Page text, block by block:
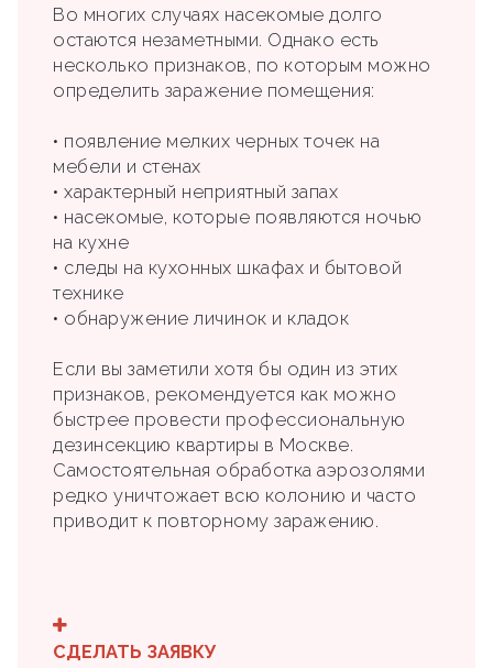
Во многих случаях насекомые долго
остаются незаметными. Однако есть
несколько признаков, по которым можно
определить заражение помещения:
• появление мелких черных точек на
мебели и стенах
• характерный неприятный запах
• насекомые, которые появляются ночью
на кухне
• следы на кухонных шкафах и бытовой
технике
• обнаружение личинок и кладок
Если вы заметили хотя бы один из этих
признаков, рекомендуется как можно
быстрее провести профессиональную
дезинсекцию квартиры в Москве.
Самостоятельная обработка аэрозолями
редко уничтожает всю колонию и часто
приводит к повторному заражению.
СДЕЛАТЬ ЗАЯВКУ